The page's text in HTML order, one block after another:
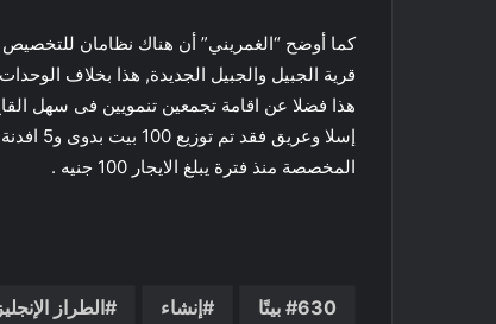
كما أوضح “الغمريني” أن هناك نظامان للتخصيص
قرية الجبيل والجبيل الجديدة, هذا بخلاف
إسلا
المخصصة منذ فترة يبلغ الايجار 100 جنيه .
630 بيتًا إنشاء الطراز